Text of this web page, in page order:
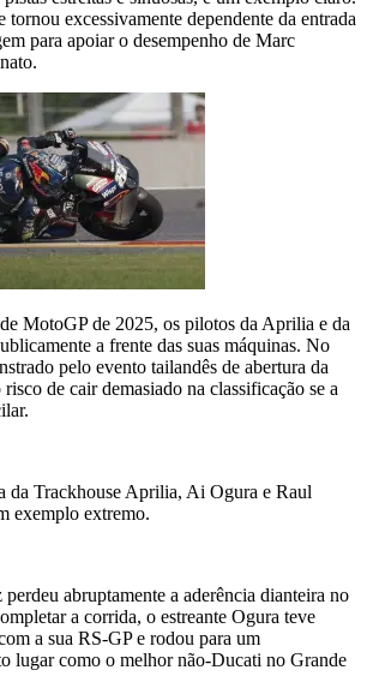
tornou excessivamente dependente da entrada
para apoiar o desempenho de Marc
MotoGP de 2025, os pilotos da Aprilia e da
a frente das suas máquinas. No
pelo evento tailandês de abertura da
de cair demasiado na classificação se a
da Trackhouse Aprilia, Ai Ogura e Raul
exemplo extremo.
abruptamente a aderência dianteira no
a corrida, o estreante Ogura teve
a sua RS-GP e rodou para um
lugar como o melhor não-Ducati no Grande